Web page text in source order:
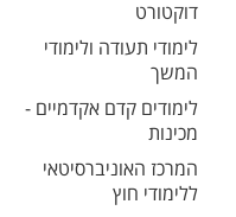
דוקטורט
לימודי תעודה ולימודי
המשך
לימודים קדם אקדמיים -
מכינות
המרכז האוניברסיטאי
ללימודי חוץ